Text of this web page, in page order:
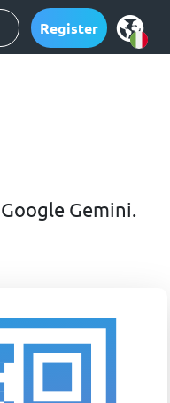
Register
Gemini.